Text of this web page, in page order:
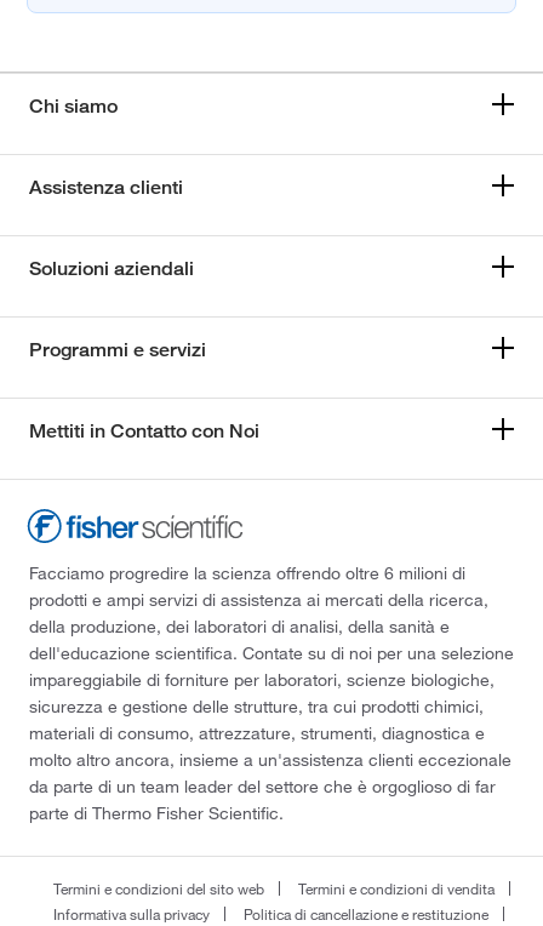
Chi siamo
Assistenza clienti
Soluzioni aziendali
Programmi e servizi
Mettiti in Contatto con Noi
Facciamo progredire la scienza offrendo oltre 6 milioni di
prodotti e ampi servizi di assistenza ai mercati della ricerca,
della produzione, dei laboratori di analisi, della sanità e
dell'educazione scientifica. Contate su di noi per una selezione
impareggiabile di forniture per laboratori, scienze biologiche,
sicurezza e gestione delle strutture, tra cui prodotti chimici,
materiali di consumo, attrezzature, strumenti, diagnostica e
molto altro ancora, insieme a un'assistenza clienti eccezionale
da parte di un team leader del settore che è orgoglioso di far
parte di Thermo Fisher Scientific.
Termini e condizioni del sito web
Termini e condizioni di vendita
Informativa sulla privacy
Politica di cancellazione e restituzione